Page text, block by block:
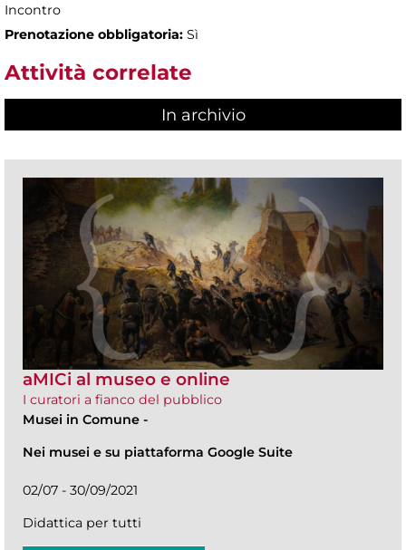
Incontro
Prenotazione obbligatoria: Sì
Attività correlate
In archivio
aMICi al museo e online
I curatori a fianco del pubblico
Musei in Comune -
Nei musei e su piattaforma Google Suite
02/07 - 30/09/2021
Didattica per tutti